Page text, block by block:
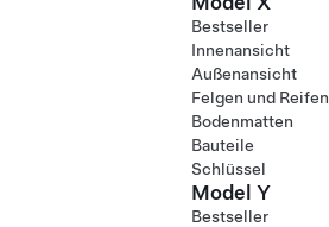
Bestseller
Innenansicht
Außenansicht
Felgen und Reifen
Bodenmatten
Bauteile
Schlüssel
Model Y
Bestseller